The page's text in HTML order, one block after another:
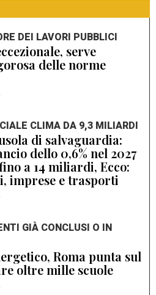
DEI LAVORI PUBBLICI
serve
delle norme
CLIMA DA 9,3 MILIARDI
di salvaguardia:
dello 0,6% nel 2027
a 14 miliardi, Ecco:
imprese e trasporti
GIÀ CONCLUSI O IN
Roma punta sul
oltre mille scuole